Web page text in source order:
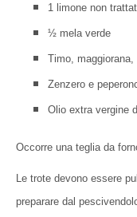
1 limone non
½ mela verde
Timo, maggiorana,
Zenzero e
Olio extra vergine
Occorre una teglia da
Le trote devono essere
preparare dal